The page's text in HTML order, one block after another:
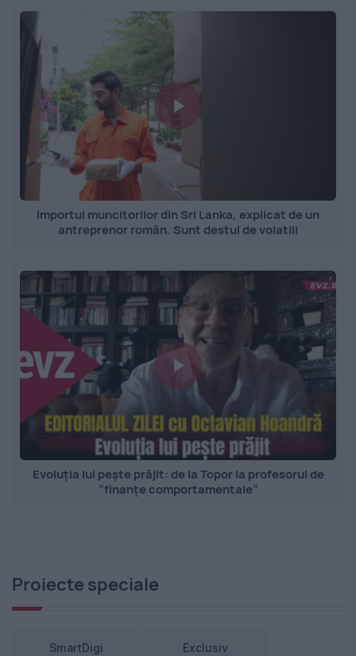
Importul muncitorilor din Sri Lanka, explicat de un
antreprenor român. Sunt destul de volatili
Evoluția lui pește prăjit: de la Topor la profesorul de
”finanțe comportamentale”
Proiecte speciale
SmartDigi Exclusiv